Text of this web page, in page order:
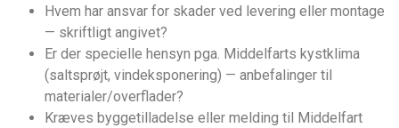
Hvem har ansvar for skader ved levering eller montage
— skriftligt angivet?
Er der specielle hensyn pga. Middelfarts kystklima
(saltsprøjt, vindeksponering) — anbefalinger til
materialer/overflader?
Kræves byggetilladelse eller melding til Middelfart